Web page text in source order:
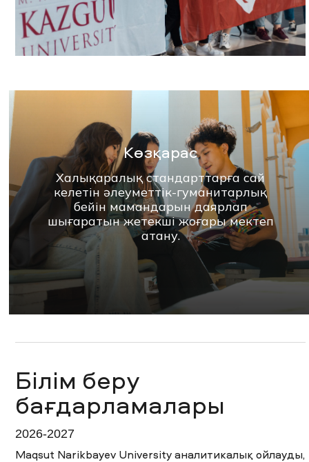
Көзқарас
Халықаралық стандарттарға сай
келетін әлеуметтік-гуманитарлық
бейін мамандарын даярлап
шығаратын жетекші жоғары мектеп
атану.
Білім беру
бағдарламалары
2026-2027
Maqsut Narikbayev University аналитикалық ойлауды,